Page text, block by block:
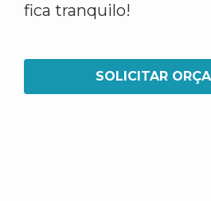
fica tranquilo!
SOLICITAR